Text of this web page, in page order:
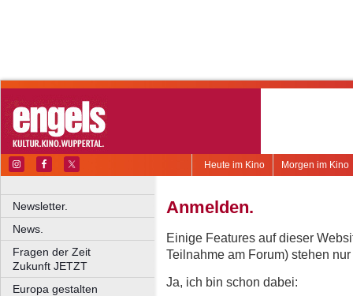
Morgen im Kino
Heute im Kino
Newsletter.
News.
Fragen der Zeit
Zukunft JETZT
Europa gestalten
Anmelden.
Einige Features auf dieser
Teilnahme am Forum) stehen
Ja, ich bin schon dabei: